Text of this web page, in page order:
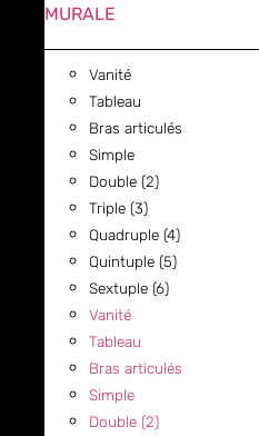
MURALE
Vanité
Tableau
Bras articulés
Simple
Double (2)
Triple (3)
Quadruple (4)
Quintuple (5)
Sextuple (6)
Vanité
Tableau
Bras articulés
Simple
Double (2)